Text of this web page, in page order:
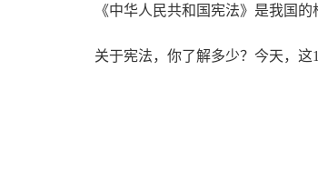
《中华人民共和国宪法》是我国
关于宪法，你了解多少？今天，